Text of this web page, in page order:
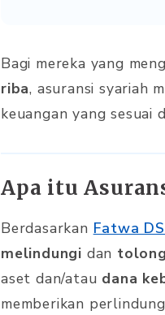
Bagi mereka yang
riba, asuransi syariah
keuangan yang sesuai
Apa itu
Berdasarkan Fatwa
melindungi dan
aset dan/atau dana
memberikan